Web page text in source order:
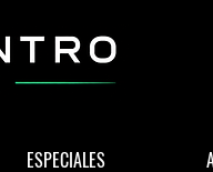
ESPECIALES